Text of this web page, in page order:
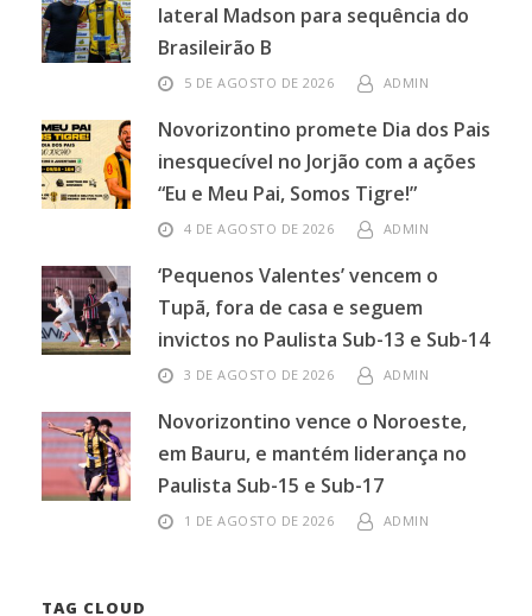
lateral Madson para sequência do
Brasileirão B
5 DE AGOSTO DE 2026 ADMIN
Novorizontino promete Dia dos Pais
inesquecível no Jorjão com a ações
“Eu e Meu Pai, Somos Tigre!”
4 DE AGOSTO DE 2026 ADMIN
‘Pequenos Valentes’ vencem o
Tupã, fora de casa e seguem
invictos no Paulista Sub-13 e Sub-14
3 DE AGOSTO DE 2026 ADMIN
Novorizontino vence o Noroeste,
em Bauru, e mantém liderança no
Paulista Sub-15 e Sub-17
1 DE AGOSTO DE 2026 ADMIN
TAG CLOUD